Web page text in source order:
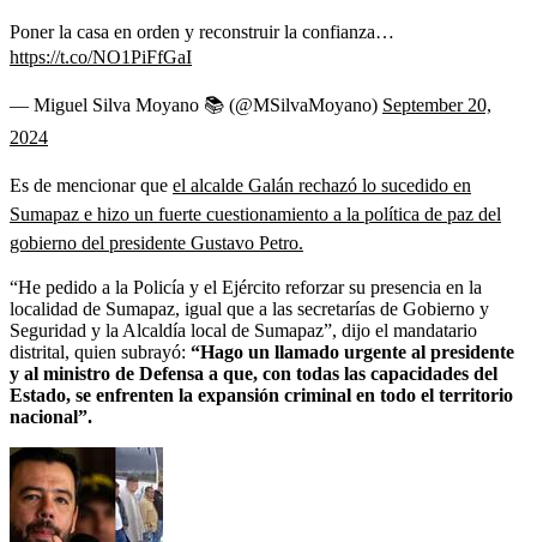
Poner la casa en orden y reconstruir la confianza…
https://t.co/NO1PiFfGaI
— Miguel Silva Moyano 📚 (@MSilvaMoyano) September 20,
2024
Es de mencionar que el alcalde Galán rechazó lo sucedido en
Sumapaz e hizo un fuerte cuestionamiento a la política de paz del
gobierno del presidente Gustavo Petro.
“He pedido a la Policía y el Ejército reforzar su presencia en la
localidad de Sumapaz, igual que a las secretarías de Gobierno y
Seguridad y la Alcaldía local de Sumapaz”, dijo el mandatario
distrital, quien subrayó: “Hago un llamado urgente al presidente
y al ministro de Defensa a que, con todas las capacidades del
Estado, se enfrenten la expansión criminal en todo el territorio
nacional”.